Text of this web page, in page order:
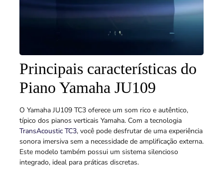
Principais características do
Piano Yamaha JU109
O Yamaha JU109 TC3 oferece um som rico e autêntico,
típico dos pianos verticais Yamaha. Com a tecnologia
TransAcoustic TC3, você pode desfrutar de uma experiência
sonora imersiva sem a necessidade de amplificação externa.
Este modelo também possui um sistema silencioso
integrado, ideal para práticas discretas.